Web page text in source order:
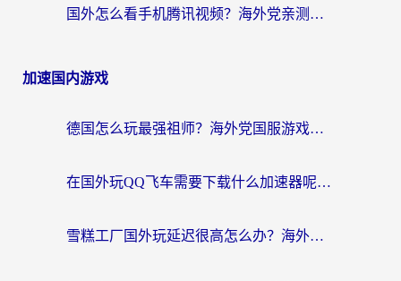
国外怎么看手机腾讯视频？海外党亲测有效的追剧加速器选择指南
加速国内游戏
德国怎么玩最强祖师？海外党国服游戏加速器选择全攻略（附宝可梦Online实测）
在国外玩QQ飞车需要下载什么加速器呢？海外党亲测有效的国服游戏加速指南
雪糕工厂国外玩延迟很高怎么办？海外玩家国服游戏加速终极攻略（附实测推荐）